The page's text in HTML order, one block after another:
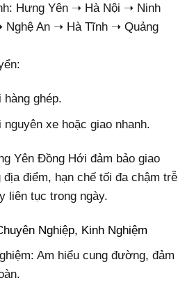
Hưng Yên ➝ Hà Nội ➝ Ninh
Nghệ An ➝ Hà Tĩnh ➝ Quảng
ghép.
xe hoặc giao nhanh.
Yên Đồng Hới đảm bảo giao
địa điểm, hạn chế tối đa chậm trễ
liên tục trong ngày.
Nghiệp, Kinh Nghiệm
Am hiểu cung đường, đảm